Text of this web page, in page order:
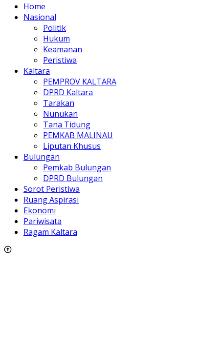
Home
Nasional
Politik
Hukum
Keamanan
Peristiwa
Kaltara
PEMPROV KALTARA
DPRD Kaltara
Tarakan
Nunukan
Tana Tidung
PEMKAB MALINAU
Liputan Khusus
Bulungan
Pemkab Bulungan
DPRD Bulungan
Sorot Peristiwa
Ruang Aspirasi
Ekonomi
Pariwisata
Ragam Kaltara